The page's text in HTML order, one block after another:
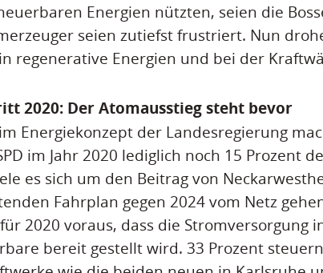
Energien nützten, seien die
seien zutiefst frustriert. Nun
regenerative Energien und bei der
2020: Der Atomausstieg steht bevor
Energiekonzept der Landesregierung
im Jahr 2020 lediglich noch 15 Prozent
es sich um den Beitrag von
Fahrplan gegen 2024 vom Netz
2020 voraus, dass die Stromversorgung
bereit gestellt wird. 33 Prozent